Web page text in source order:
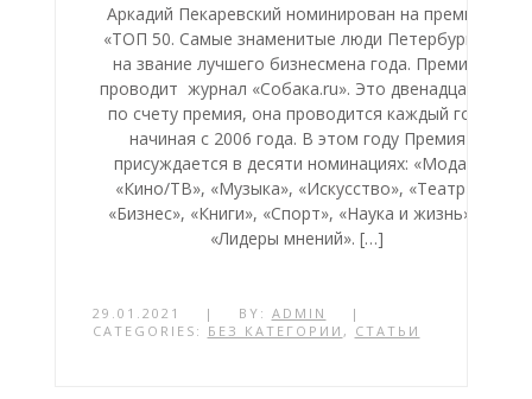
Аркадий Пекаревский номинирован на премию
«ТОП 50. Самые знаменитые люди Петербурга»
на звание лучшего бизнесмена года. Премию
проводит журнал «Собака.ru». Это двенадцатая
по счету премия, она проводится каждый год,
начиная с 2006 года. В этом году Премия
присуждается в десяти номинациях: «Мода»,
«Кино/ТВ», «Музыка», «Искусство», «Театр»,
«Бизнес», «Книги», «Спорт», «Наука и жизнь» и
«Лидеры мнений». […]
29.01.2021 | BY: ADMIN
|
CATEGORIES: БЕЗ КАТЕГОРИИ , СТАТЬИ